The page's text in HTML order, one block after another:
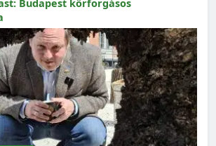
Budapest körforgásos